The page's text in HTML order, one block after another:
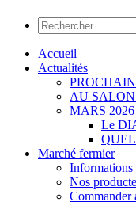
Accueil
Actualités
AU
MARS
Le
Marché fermier
Informations
Nos
Commander